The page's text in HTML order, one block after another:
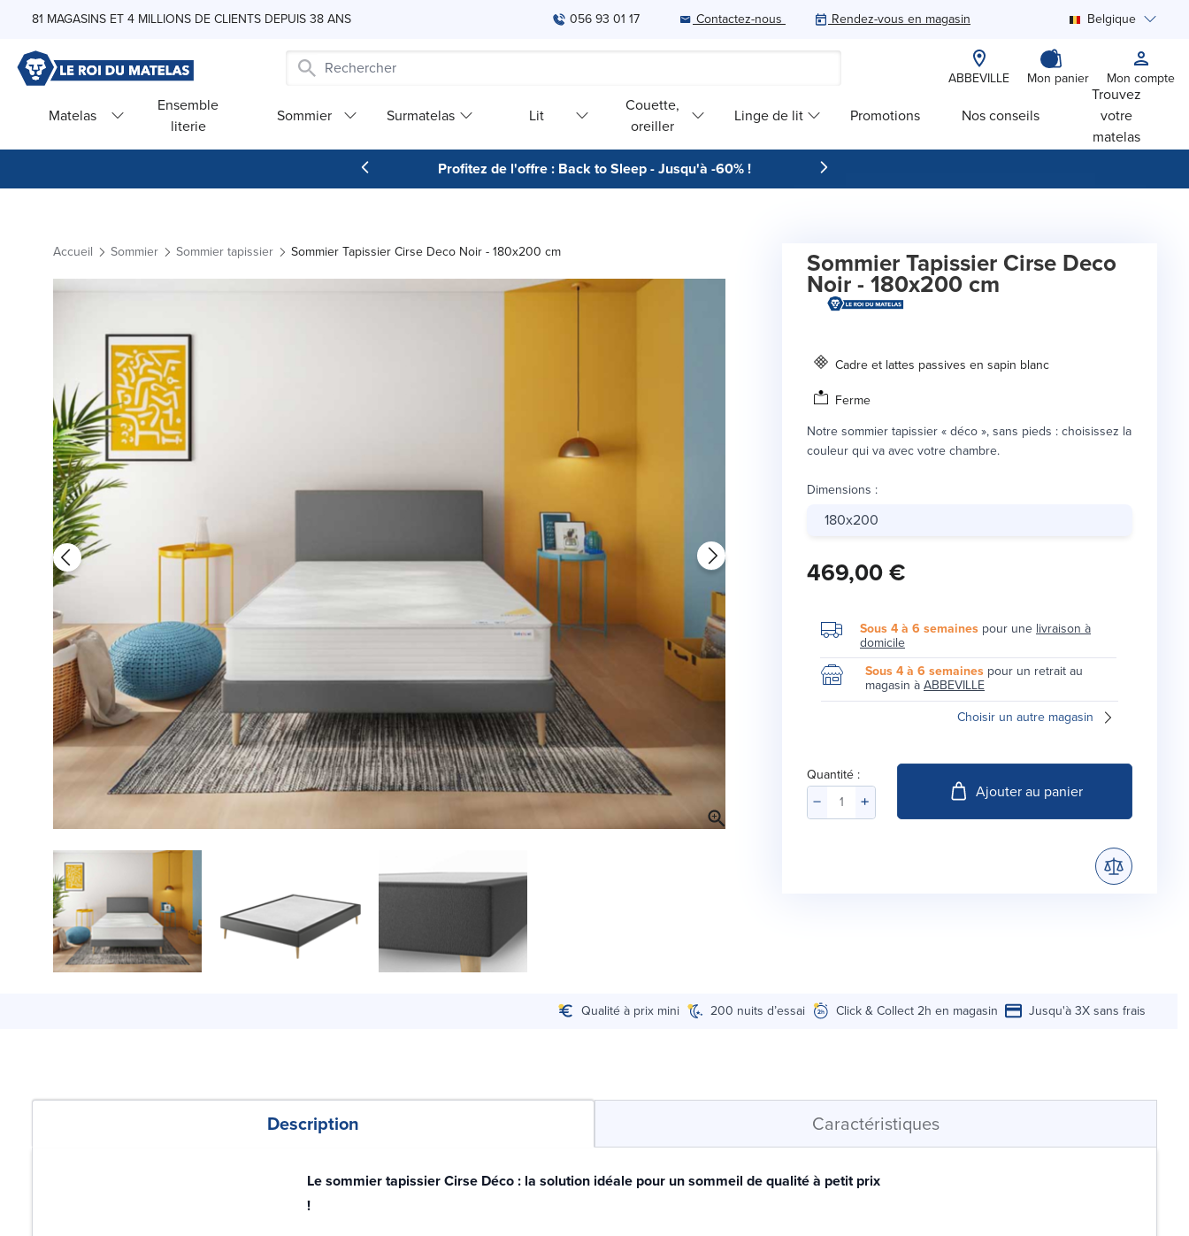
Skip to Content
81 MAGASINS ET 4 MILLIONS DE CLIENTS DEPUIS 38 ANS 056 93 01 17 Contactez-nous Rendez-vous en magasin Belgique
ABBEVILLE Mon panier Mon compte
Matelas
Ensemble
literie
Sommier Surmatelas Lit
Couette,
oreiller
Linge de lit Promotions Nos conseils
Trouvez
votre
matelas
Profitez de l'offre : Back to Sleep - Jusqu'à -60% !
Accueil Sommier Sommier tapissier Sommier Tapissier Cirse Deco Noir - 180x200 cm Sommier Tapissier Cirse Deco
Noir - 180x200 cm
Cadre et lattes passives en sapin blanc
Ferme
Notre sommier tapissier « déco », sans pieds : choisissez la
couleur qui va avec votre chambre.
Dimensions :
180x200
469,00 €
Sous 4 à 6 semaines pour unelivraison à
domicile
Sous 4 à 6 semaines pour un retrait au
magasin àABBEVILLE
Choisir un autre magasin
Quantité :
Ajouter au panier
Qualité à prix mini 200 nuits d’essai Click & Collect 2h en magasin Jusqu'à 3X sans frais
Description Caractéristiques
Le sommier tapissier Cirse Déco : la solution idéale pour un sommeil de qualité à petit prix
!